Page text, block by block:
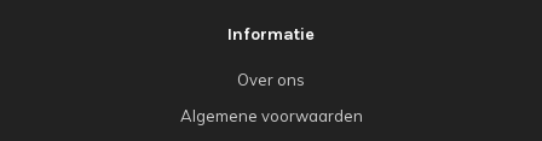
Informatie
Over ons
Algemene voorwaarden